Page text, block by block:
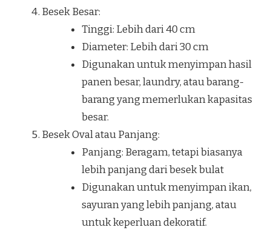
Besek Besar:
Tinggi: Lebih dari 40 cm
Diameter: Lebih dari 30 cm
Digunakan untuk menyimpan hasil
panen besar, laundry, atau barang-
barang yang memerlukan kapasitas
besar.
Besek Oval atau Panjang:
Panjang: Beragam, tetapi biasanya
lebih panjang dari besek bulat
Digunakan untuk menyimpan ikan,
sayuran yang lebih panjang, atau
untuk keperluan dekoratif.